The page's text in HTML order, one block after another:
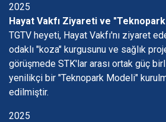
2025
Hayat Vakfı Ziyareti ve
TGTV heyeti, Hayat Vakfı'nı ziyaret
odaklı "koza" kurgusunu ve sağlık
görüşmede STK'lar arası ortak güç
yenilikçi bir "Teknopark Modeli"
edilmiştir.
2025